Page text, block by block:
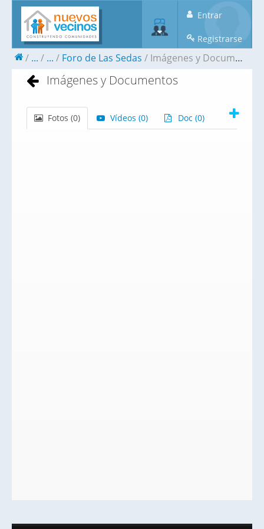
Entrar
Registrarse
... ... Foro de Las Sedas Imágenes y Documentos
Imágenes y Documentos
Fotos (0) Vídeos (0) Doc (0)